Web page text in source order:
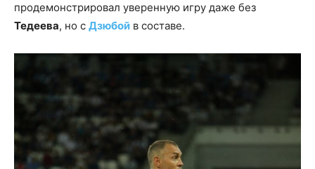
продемонстрировал уверенную игру даже без
Тедеева, но с Дзюбой в составе.